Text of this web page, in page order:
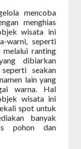
mencoba
menghias
wisata ini
warni, seperti
ranting
dibiarkan
seakan
lain yang
warna. Hal
wisata ini
spot untuk
banyak
pohon dan